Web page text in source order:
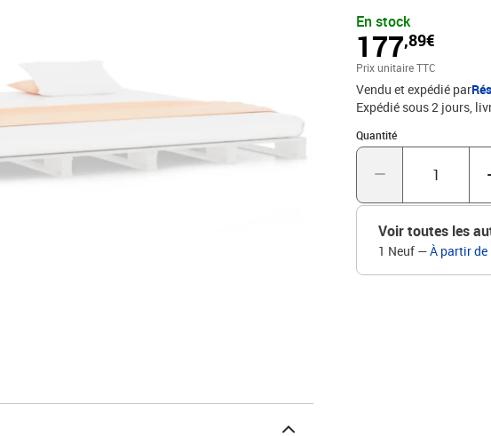
rustique.Cadre robuste
stabilité.Lattes
bonne répartition du
torsion de votre corps
uniquement un cadre
boutique pour trouver
mesurant 140 x 200
boîte pour un montage
Dimensions totales :
correspondant : 140 x
En stock
177,89€
Prix unitaire TTC
Vendu et expédié par
Expédié sous 2 jours
Quantité
Quantité : 1
Voir toutes les
1 Neuf —À partir de